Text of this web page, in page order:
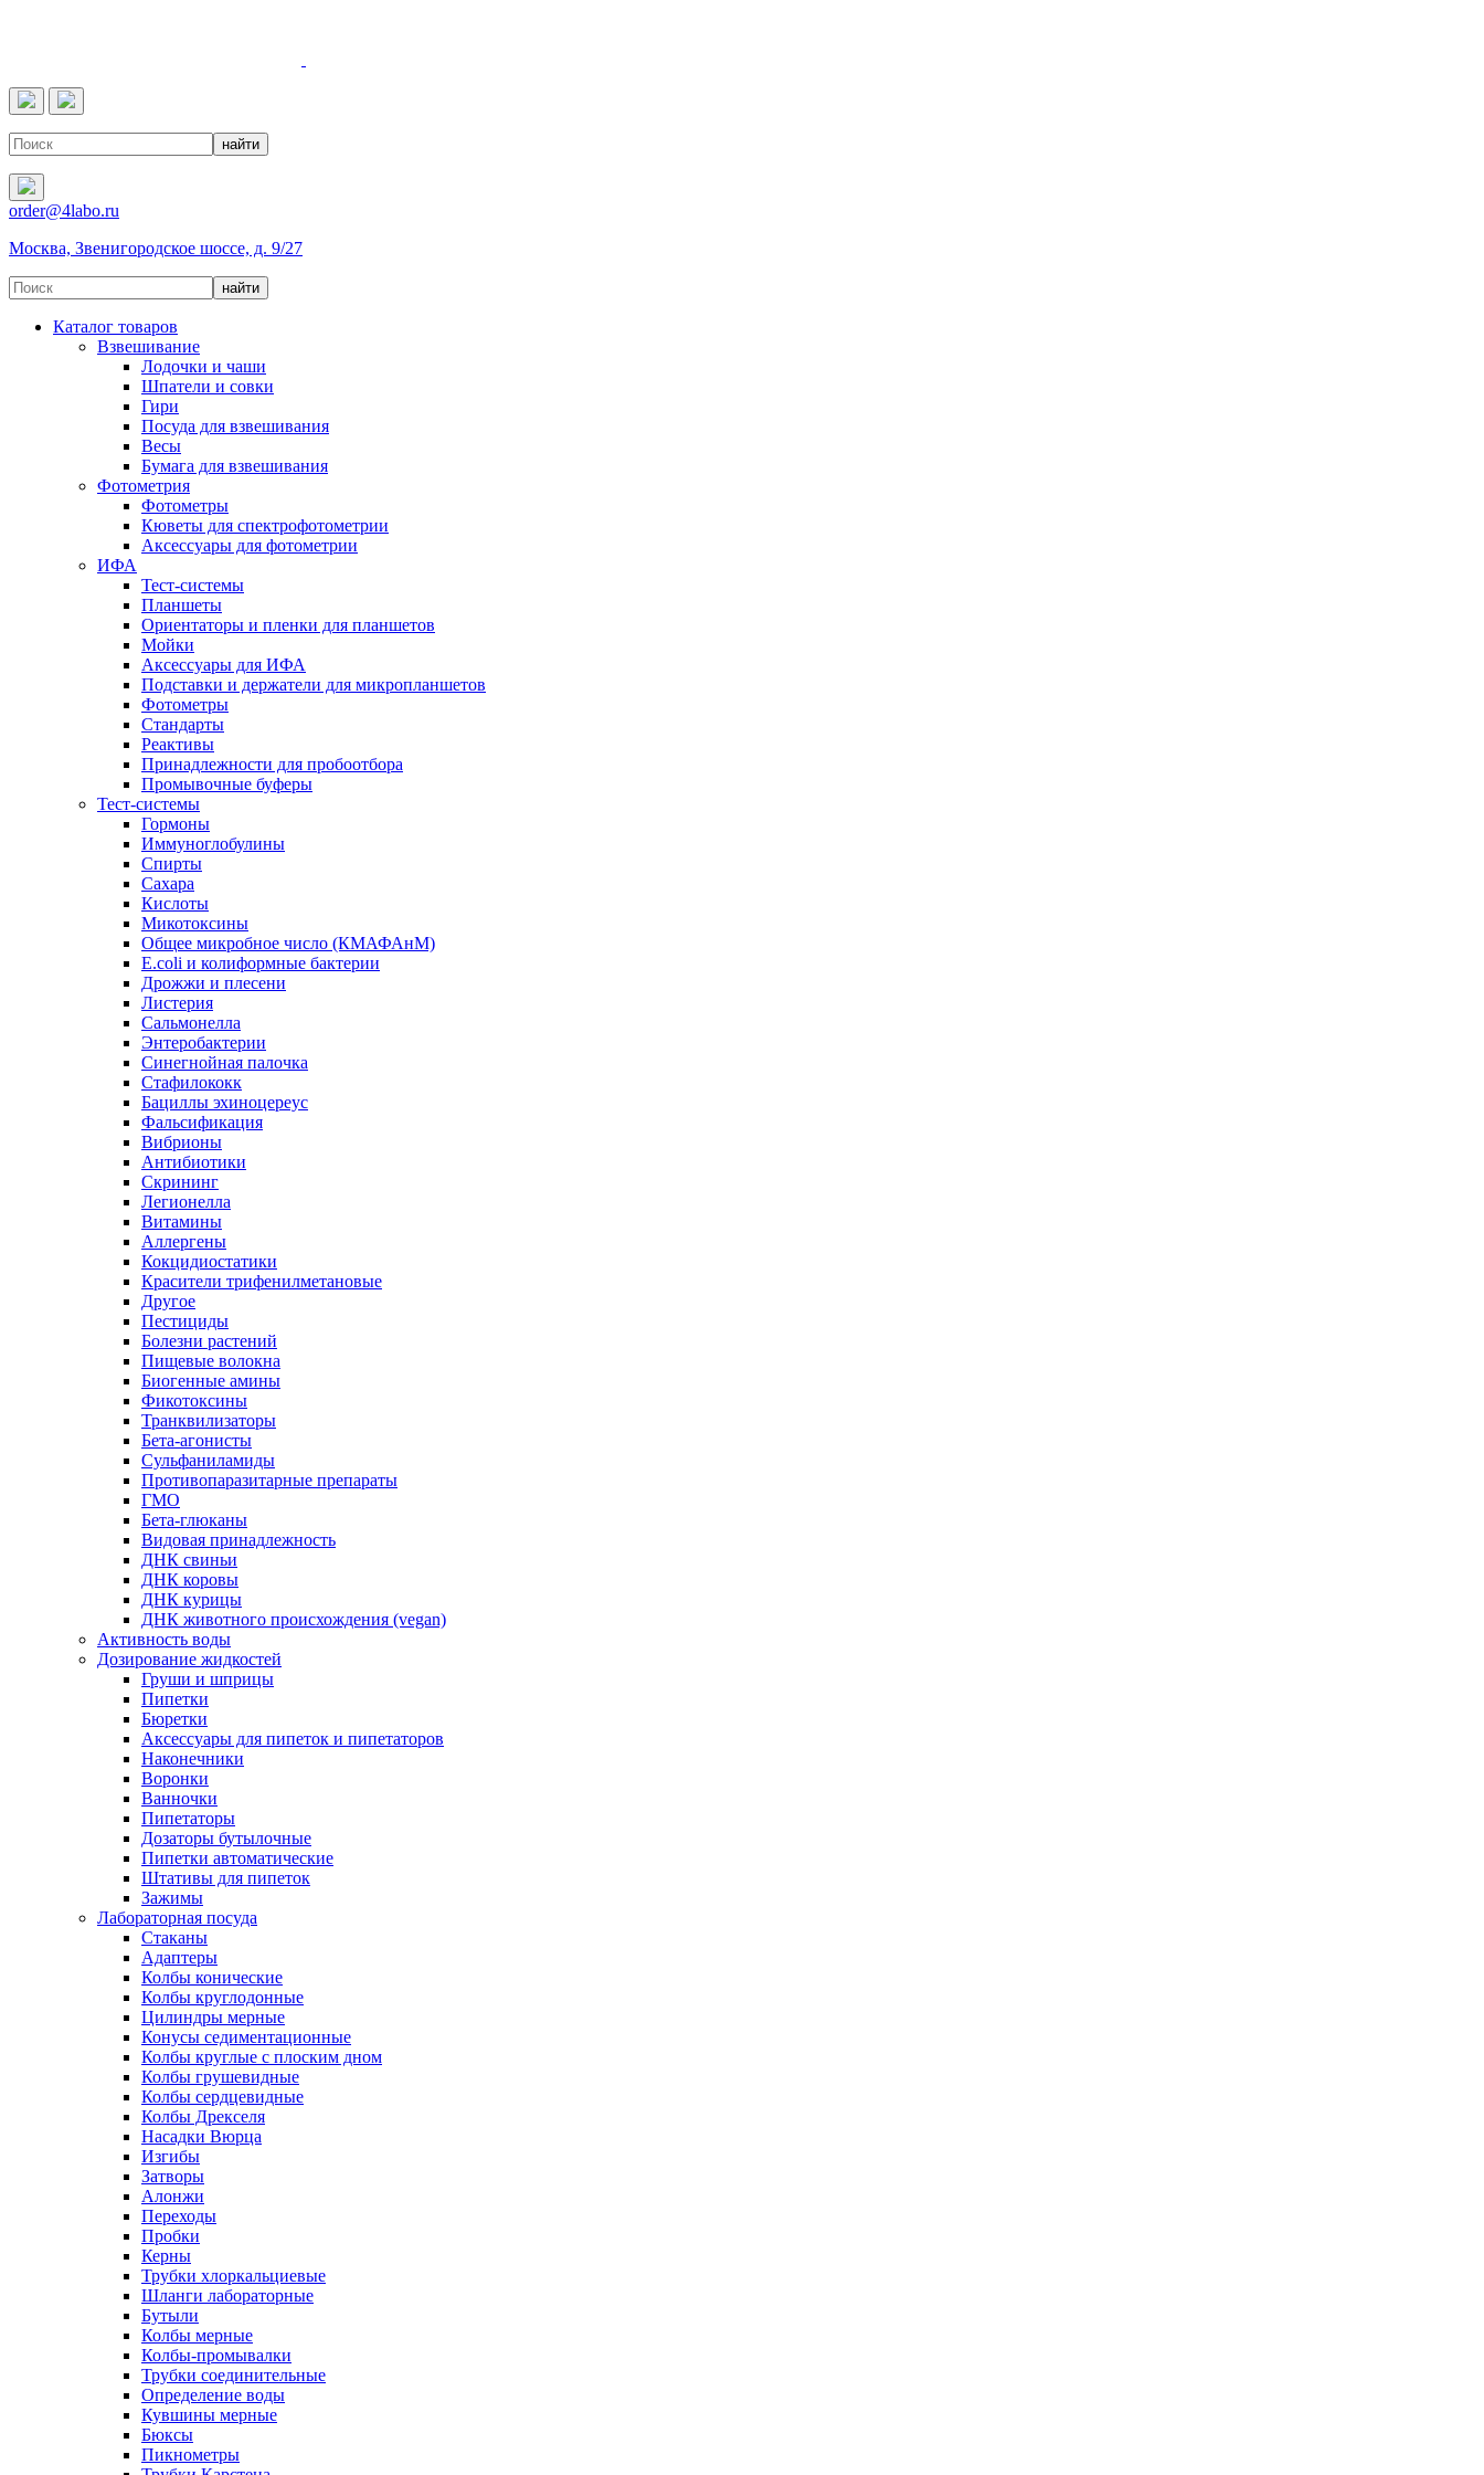
order@4labo.ru
Москва, Звенигородское шоссе, д. 9/27
Каталог товаров
Взвешивание
Лодочки и чаши
Шпатели и совки
Гири
Посуда для взвешивания
Весы
Бумага для взвешивания
Фотометрия
Фотометры
Кюветы для спектрофотометрии
Аксессуары для фотометрии
ИФА
Тест-системы
Планшеты
Ориентаторы и пленки для планшетов
Мойки
Аксессуары для ИФА
Подставки и держатели для микропланшетов
Фотометры
Стандарты
Реактивы
Принадлежности для пробоотбора
Промывочные буферы
Тест-системы
Гормоны
Иммуноглобулины
Спирты
Сахара
Кислоты
Микотоксины
Общее микробное число (КМАФАнМ)
E.coli и колиформные бактерии
Дрожжи и плесени
Листерия
Сальмонелла
Энтеробактерии
Синегнойная палочка
Стафилококк
Бациллы эхиноцереус
Фальсификация
Вибрионы
Антибиотики
Скрининг
Легионелла
Витамины
Аллергены
Кокцидиостатики
Красители трифенилметановые
Другое
Пестициды
Болезни растений
Пищевые волокна
Биогенные амины
Фикотоксины
Транквилизаторы
Бета-агонисты
Сульфаниламиды
Противопаразитарные препараты
ГМО
Бета-глюканы
Видовая принадлежность
ДНК свиньи
ДНК коровы
ДНК курицы
ДНК животного происхождения (vegan)
Активность воды
Дозирование жидкостей
Груши и шприцы
Пипетки
Бюретки
Аксессуары для пипеток и пипетаторов
Наконечники
Воронки
Ванночки
Пипетаторы
Дозаторы бутылочные
Пипетки автоматические
Штативы для пипеток
Зажимы
Лабораторная посуда
Стаканы
Адаптеры
Колбы конические
Колбы круглодонные
Цилиндры мерные
Конусы седиментационные
Колбы круглые с плоским дном
Колбы грушевидные
Колбы сердцевидные
Колбы Дрекселя
Насадки Вюрца
Изгибы
Затворы
Алонжи
Переходы
Пробки
Керны
Трубки хлоркальциевые
Шланги лабораторные
Бутыли
Колбы мерные
Колбы-промывалки
Трубки соединительные
Определение воды
Кувшины мерные
Бюксы
Пикнометры